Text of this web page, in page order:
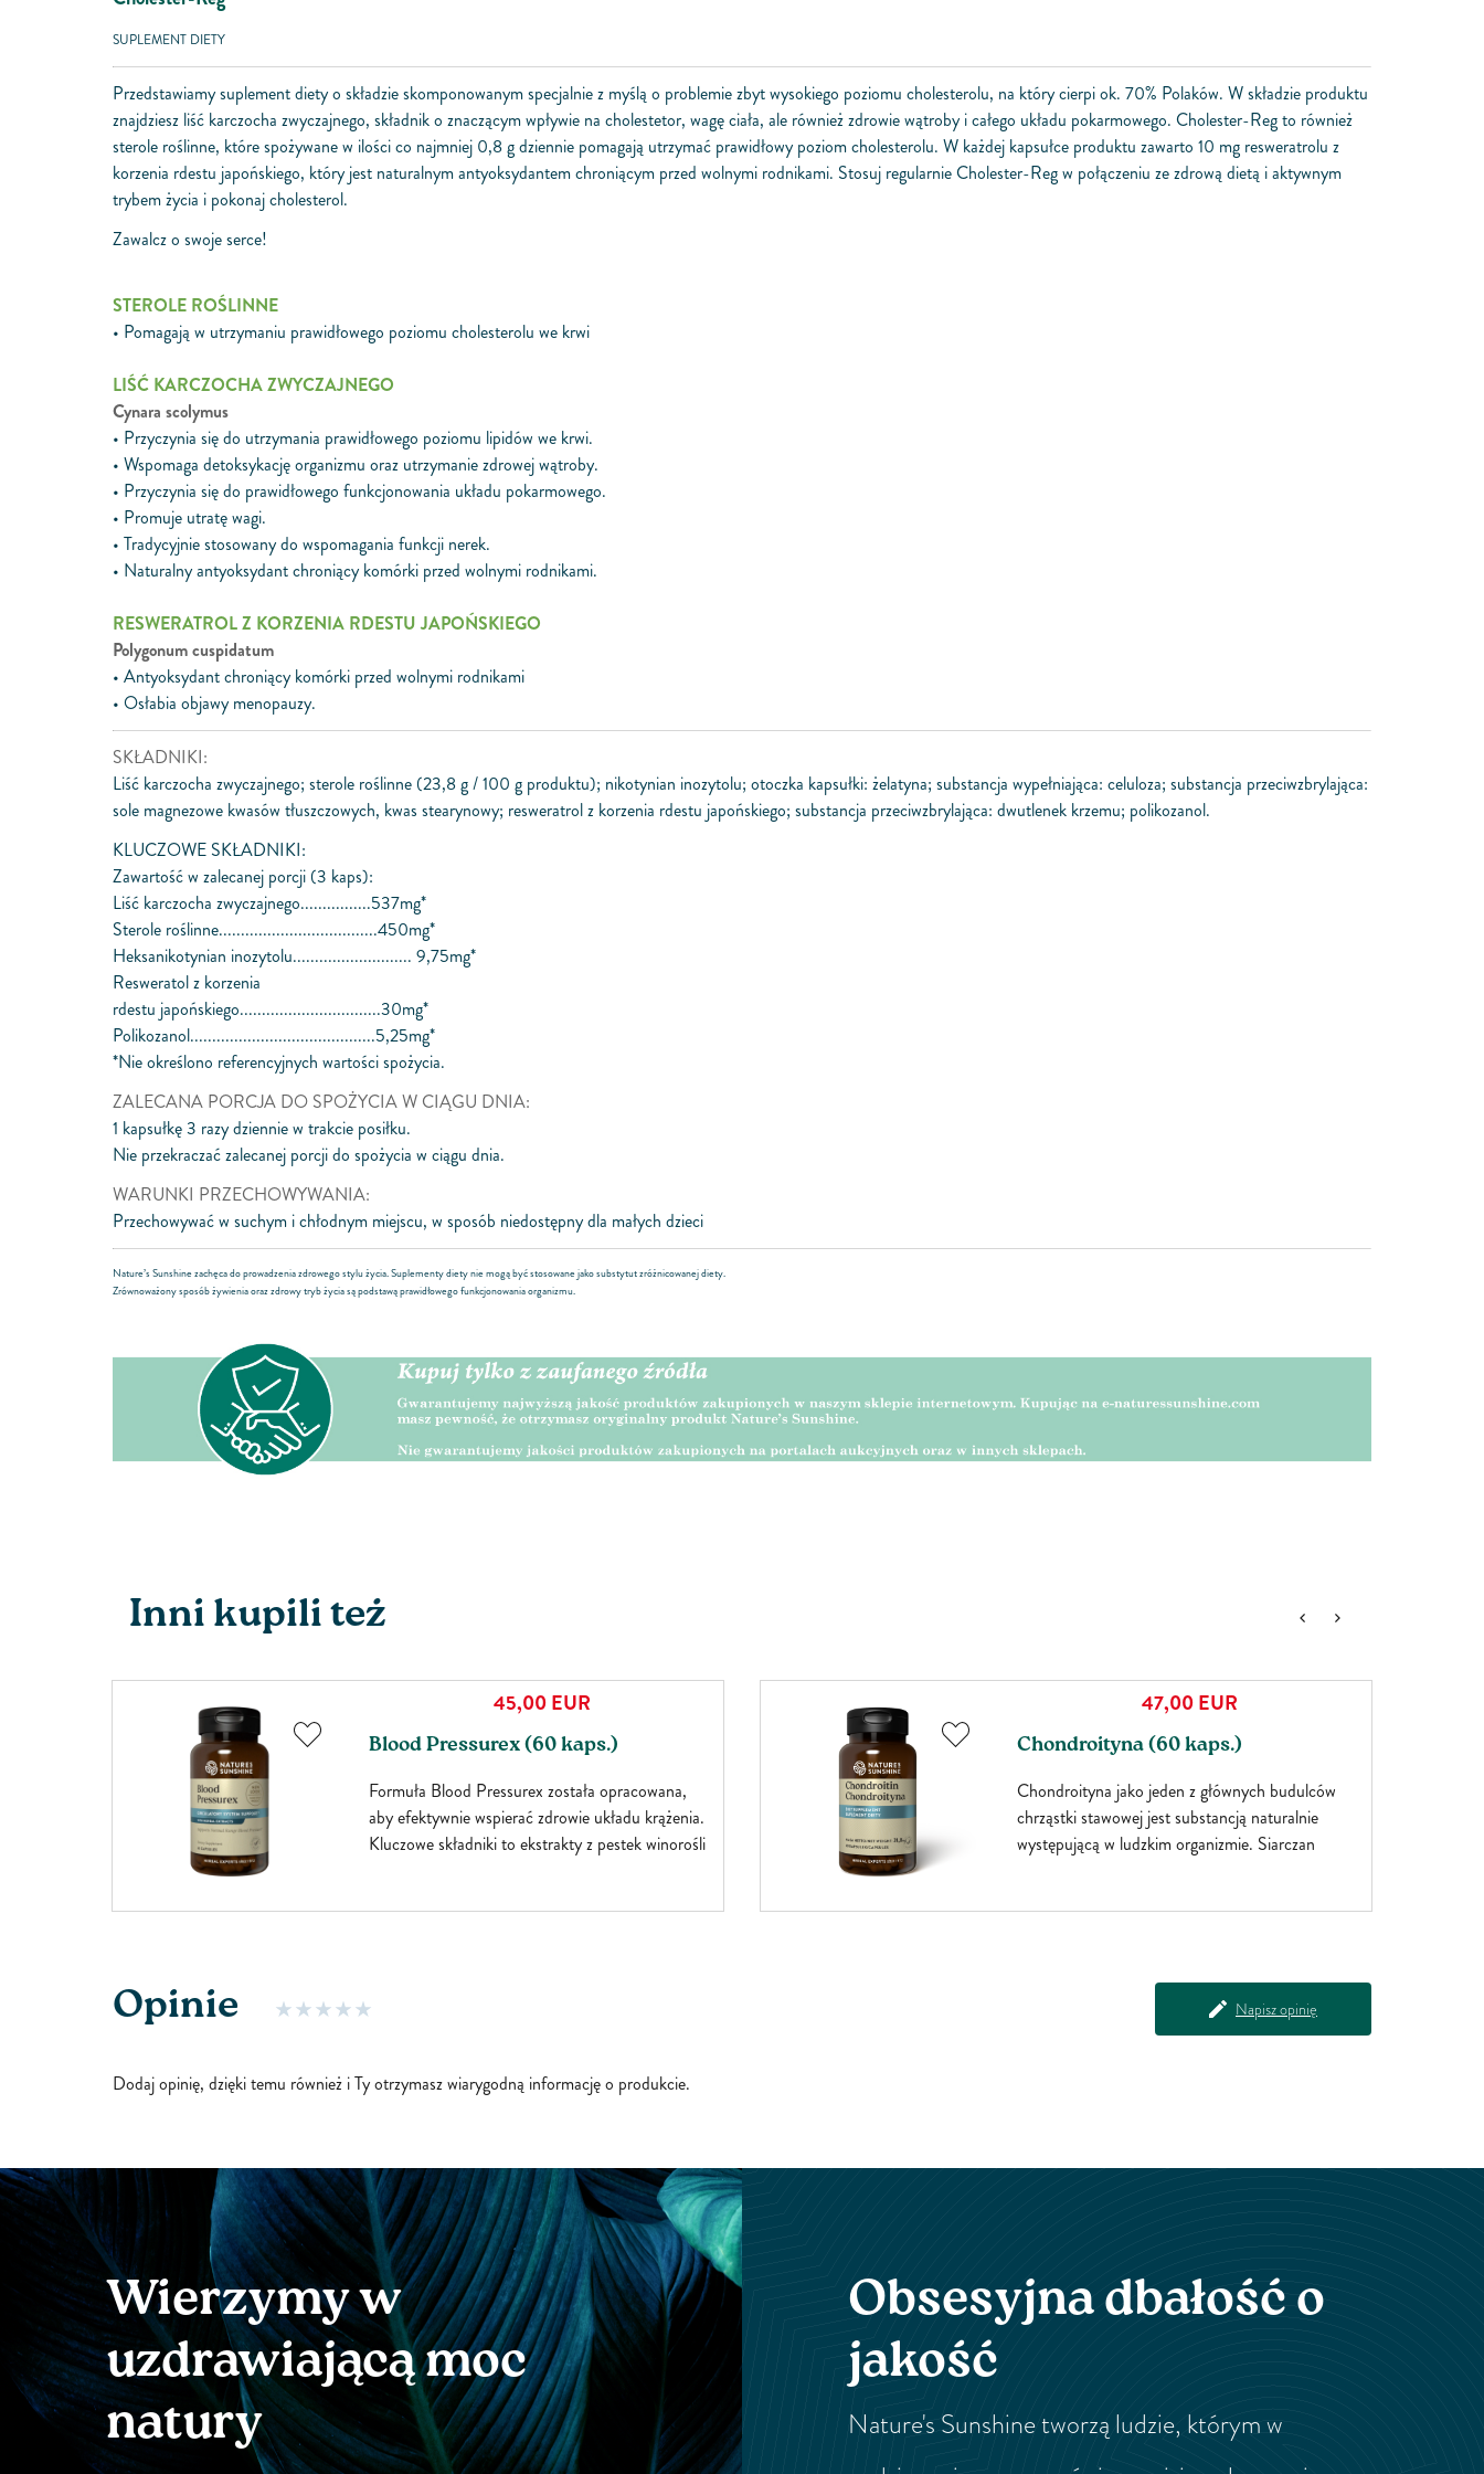
SUPLEMENT DIETY
Przedstawiamy suplement diety o składzie skomponowanym specjalnie z myślą o problemie zbyt wysokiego poziomu cholesterolu, na który cierpi ok. 70% Polaków. W składzie produktu
znajdziesz liść karczocha zwyczajnego, składnik o znaczącym wpływie na cholestetor, wagę ciała, ale również zdrowie wątroby i całego układu pokarmowego. Cholester-Reg to również
sterole roślinne, które spożywane w ilości co najmniej 0,8 g dziennie pomagają utrzymać prawidłowy poziom cholesterolu. W każdej kapsułce produktu zawarto 10 mg resweratrolu z
korzenia rdestu japońskiego, który jest naturalnym antyoksydantem chroniącym przed wolnymi rodnikami. Stosuj regularnie Cholester-Reg w połączeniu ze zdrową dietą i aktywnym
trybem życia i pokonaj cholesterol.
Zawalcz o swoje serce!
STEROLE ROŚLINNE
• Pomagają w utrzymaniu prawidłowego poziomu cholesterolu we krwi
LIŚĆ KARCZOCHA ZWYCZAJNEGO
Cynara scolymus
• Przyczynia się do utrzymania prawidłowego poziomu lipidów we krwi.
• Wspomaga detoksykację organizmu oraz utrzymanie zdrowej wątroby.
• Przyczynia się do prawidłowego funkcjonowania układu pokarmowego.
• Promuje utratę wagi.
• Tradycyjnie stosowany do wspomagania funkcji nerek.
• Naturalny antyoksydant chroniący komórki przed wolnymi rodnikami.
RESWERATROL Z KORZENIA RDESTU JAPOŃSKIEGO
Polygonum cuspidatum
• Antyoksydant chroniący komórki przed wolnymi rodnikami
• Osłabia objawy menopauzy.
SKŁADNIKI:
Liść karczocha zwyczajnego; sterole roślinne (23,8 g / 100 g produktu); nikotynian inozytolu; otoczka kapsułki: żelatyna; substancja wypełniająca: celuloza; substancja przeciwzbrylająca:
sole magnezowe kwasów tłuszczowych, kwas stearynowy; resweratrol z korzenia rdestu japońskiego; substancja przeciwzbrylająca: dwutlenek krzemu; polikozanol.
KLUCZOWE SKŁADNIKI:
Zawartość w zalecanej porcji (3 kaps):
Liść karczocha zwyczajnego................537mg*
Sterole roślinne....................................450mg*
Heksanikotynian inozytolu........................... 9,75mg*
Resweratol z korzenia
rdestu japońskiego................................30mg*
Polikozanol..........................................5,25mg*
*Nie określono referencyjnych wartości spożycia.
ZALECANA PORCJA DO SPOŻYCIA W CIĄGU DNIA:
1 kapsułkę 3 razy dziennie w trakcie posiłku.
Nie przekraczać zalecanej porcji do spożycia w ciągu dnia.
WARUNKI PRZECHOWYWANIA:
Przechowywać w suchym i chłodnym miejscu, w sposób niedostępny dla małych dzieci
Nature’s Sunshine zachęca do prowadzenia zdrowego stylu życia. Suplementy diety nie mogą być stosowane jako substytut zróżnicowanej diety.
Zrównoważony sposób żywienia oraz zdrowy tryb życia są podstawą prawidłowego funkcjonowania organizmu.
Inni kupili też
45,00 EUR
Blood Pressurex (60 kaps.)
Formuła Blood Pressurex została opracowana,
aby efektywnie wspierać zdrowie układu krążenia.
Kluczowe składniki to ekstrakty z pestek winorośli
tlenu i poprawia...
47,00EUR
Chondroityna (60 kaps.)
Chondroityna jako jeden z głównych budulców
chrząstki stawowej jest substancją naturalnie
występującą w ludzkim organizmie. Siarczan
Opinie Napisz opinię
Dodaj opinię, dzięki temu również i Ty otrzymasz wiarygodną informację o produkcie.
Wierzymy w
uzdrawiającą moc
natury
Obsesyjna dbałość o
jakość
Nature's Sunshine tworzą ludzie, którym w